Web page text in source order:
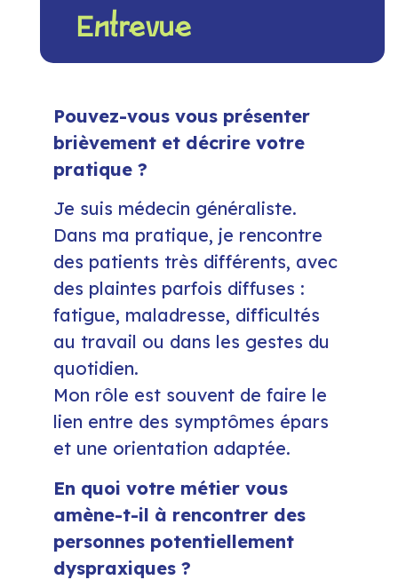
Entrevue
Pouvez-vous vous présenter
brièvement et décrire votre
pratique ?
Je suis médecin généraliste.
Dans ma pratique, je rencontre
des patients très différents, avec
des plaintes parfois diffuses :
fatigue, maladresse, difficultés
au travail ou dans les gestes du
quotidien.
Mon rôle est souvent de faire le
lien entre des symptômes épars
et une orientation adaptée.
En quoi votre métier vous
amène-t-il à rencontrer des
personnes potentiellement
dyspraxiques ?